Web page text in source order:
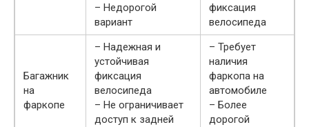
– Недорогой
вариант
фиксация
велосипеда
Багажник
на
фаркопе
– Надежная и
устойчивая
фиксация
велосипеда
– Не ограничивает
доступ к задней
– Требует
наличия
фаркопа на
автомобиле
– Более
дорогой